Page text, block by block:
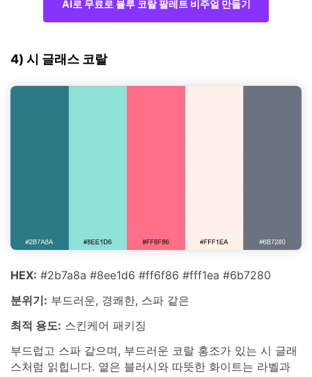
AI로 무료로 블루 코랄 팔레트 비주얼 만들기
4) 시 글래스 코랄
HEX: #2b7a8a #8ee1d6 #ff6f86 #fff1ea #6b7280
분위기: 부드러운, 경쾌한, 스파 같은
최적 용도: 스킨케어 패키징
부드럽고 스파 같으며, 부드러운 코랄 홍조가 있는 시 글래
스처럼 읽힙니다. 옅은 블러시와 따뜻한 화이트는 라벨과